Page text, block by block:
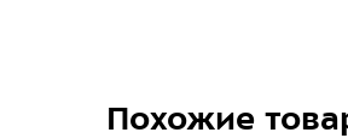
Похожие